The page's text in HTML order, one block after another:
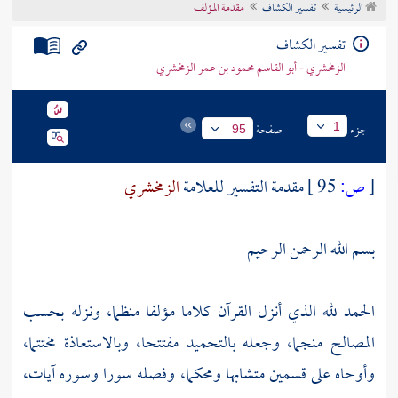
تراجم الأعلام
الرئيسية تفسير الكشاف مقدمة المؤلف
تفسير الكشاف
الزمخشري - أبو القاسم محمود بن عمر الزمخشري
جزء 1 صفحة 95
[ص: مقدمة التفسير للعلامةالزمخشري
بسم الله الرحمن الرحيم
الحمد لله الذي أنزل القرآن كلاما مؤلفا منظما، ونزله بحسب
المصالح منجما، وجعله بالتحميد مفتتحا، وبالاستعاذة مختتما،
وأوحاه على قسمين متشابها ومحكما، وفصله سورا وسوره آيات،